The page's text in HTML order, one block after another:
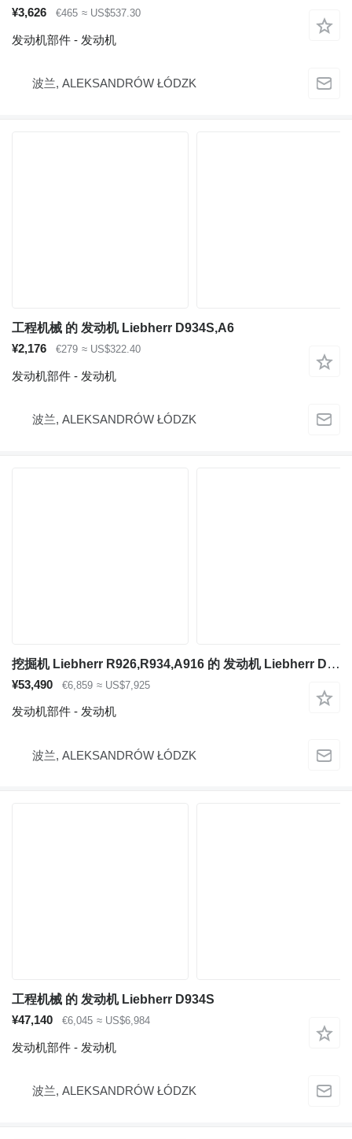
¥3,626
€465 ≈ US$537.30
发动机部件 - 发动机
波兰, ALEKSANDRÓW ŁÓDZK
工程机械 的 发动机 Liebherr D934S,A6
¥2,176
€279 ≈ US$322.40
发动机部件 - 发动机
波兰, ALEKSANDRÓW ŁÓDZK
挖掘机 Liebherr R926,R934,A916 的 发动机 Liebherr D934
¥53,490 €6,859 ≈ US$7,925
发动机部件 - 发动机
波兰, ALEKSANDRÓW ŁÓDZK
工程机械 的 发动机 Liebherr D934S
¥47,140
€6,045 ≈ US$6,984
发动机部件 - 发动机
波兰, ALEKSANDRÓW ŁÓDZK